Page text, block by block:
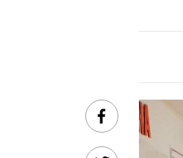
Facebook